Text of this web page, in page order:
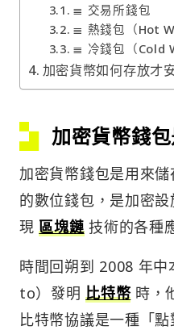
≣ 交易所錢包
≣ 熱錢包（Hot
≣ 冷錢包（Cold
加密貨幣如何存放才
加密貨幣錢
加密貨幣錢包是用來
的數位錢包，是加密
現區塊鏈技術的各種
時間回朔到 2008 年
to）發明比特幣時，
比特幣協議是一種「